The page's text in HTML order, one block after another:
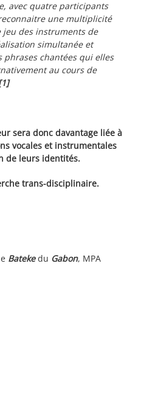
avec quatre participants
une multiplicité
jeu des instruments de
simultanée et
chantées qui elles
au cours de
sera donc davantage liée à
vocales et instrumentales
de leurs identités.
trans-disciplinaire.
Batekedu Gabon, MPA